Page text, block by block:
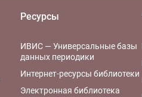
Ресурсы
ИВИС — Универсальные базы
данных периодики
Интернет-ресурсы библиотеки
Электронная библиотека